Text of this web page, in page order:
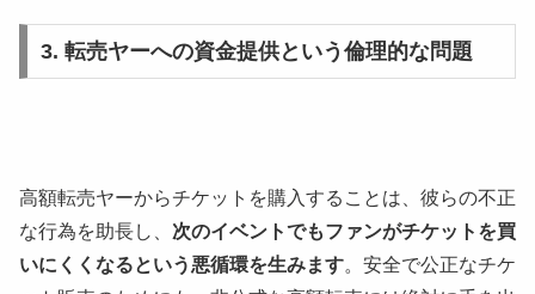
3. 転売ヤーへの資金提供という倫理的な問題
高額転売ヤーからチケットを購入することは、彼らの不正
な行為を助長し、 次のイベントでもファンがチケットを買
いにくくなるという悪循環を生みます。安全で公正なチケ